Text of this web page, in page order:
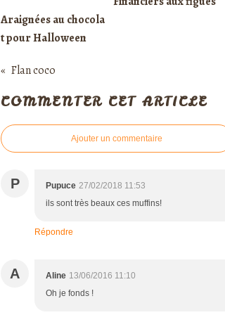
Araignées au chocola
t pour Halloween
Flan coco
COMMENTER CET ARTICLE
Ajouter un commentaire
P Pupuce 27/02/2018 11:53
ils sont très beaux ces muffins!
Répondre
A Aline 13/06/2016 11:10
Oh je fonds !